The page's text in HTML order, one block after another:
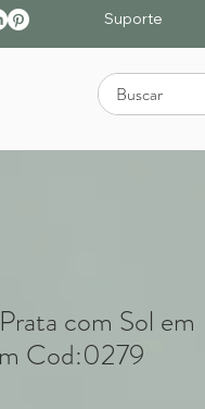
Suporte
com Sol em
Cod:0279